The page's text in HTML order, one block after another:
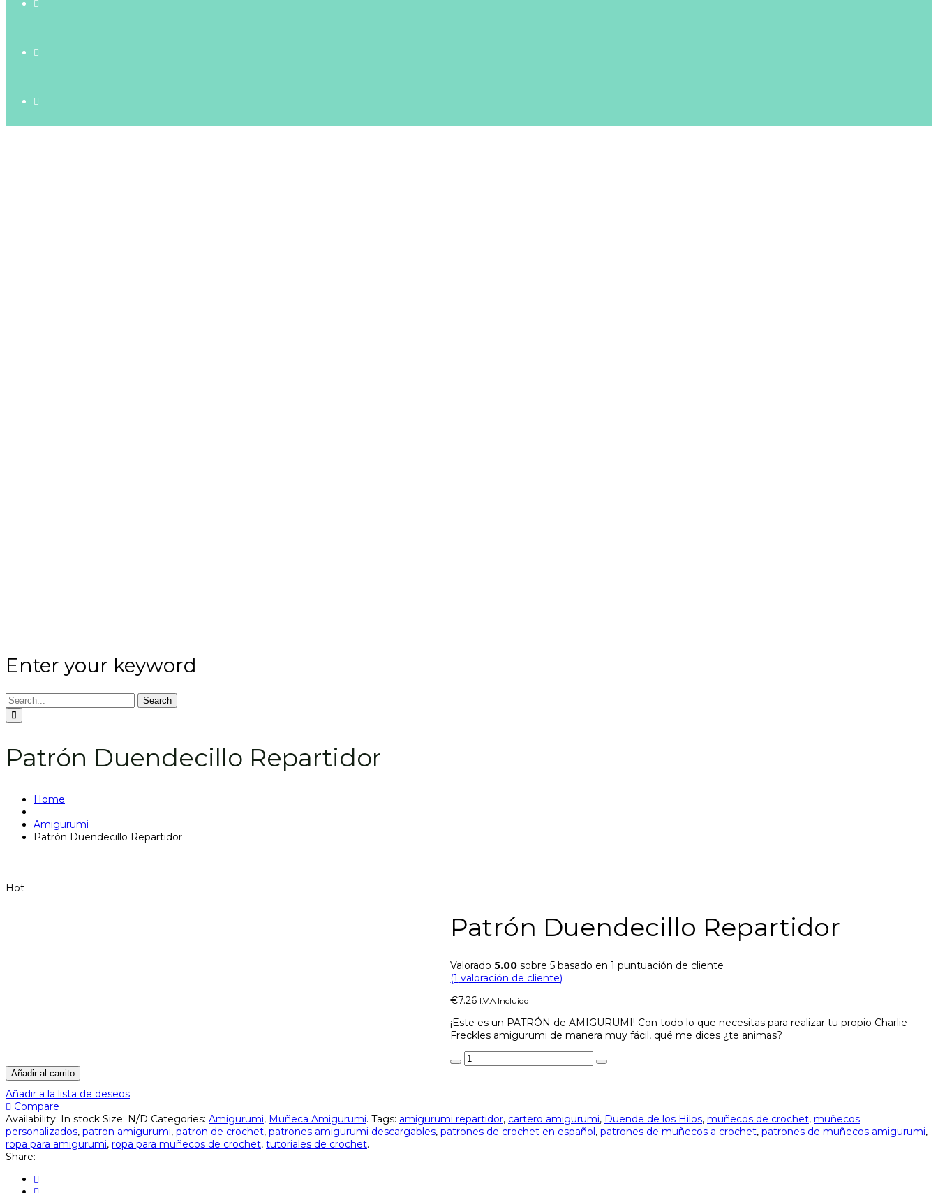
Enter your keyword
Search
Patrón Duendecillo Repartidor
Home
Amigurumi
Patrón Duendecillo Repartidor
Hot
Patrón Duendecillo Repartidor
Valorado5.00 sobre 5 basado en1 puntuación de cliente
(1 valoración de cliente)
€7.26 I.V.A Incluido
¡Este es un PATRÓN de AMIGURUMI! Con todo lo que necesitas para realizar tu propio Charlie
Freckles amigurumi de manera muy fácil, qué me dices ¿te animas?
Añadir al carrito
Añadir a la lista de deseos
Compare
Availability: In stock Size: N/D Categories: Amigurumi, Muñeca Amigurumi. Tags: amigurumi repartidor, cartero amigurumi, Duende de los Hilos, muñecos de crochet, muñecos
personalizados, patron amigurumi, patron de crochet, patrones amigurumi descargables, patrones de crochet en español, patrones de muñecos a crochet, patrones de muñecos amigurumi,
ropa para amigurumi, ropa para muñecos de crochet, tutoriales de crochet.
Share: